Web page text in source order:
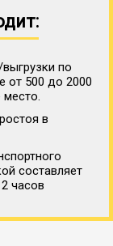
по
от 500 до 2000
в
составляет
часов